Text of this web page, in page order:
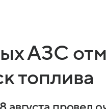
АЗС
топлива